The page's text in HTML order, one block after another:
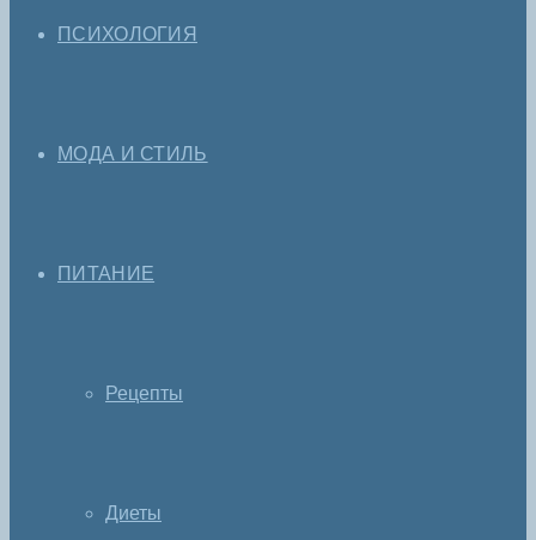
ПСИХОЛОГИЯ
МОДА И СТИЛЬ
ПИТАНИЕ
Рецепты
Диеты